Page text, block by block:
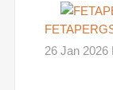
26 Jan 2026